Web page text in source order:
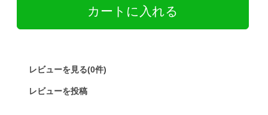
レビューを見る(0件)
レビューを投稿